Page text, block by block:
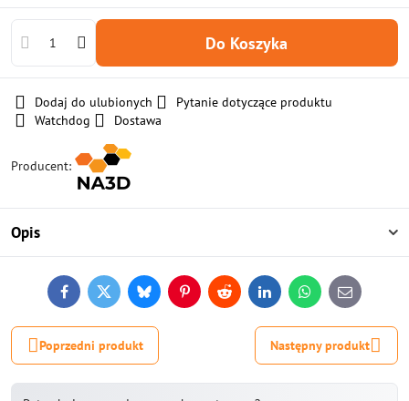
Do Koszyka
Dodaj do ulubionych
Pytanie dotyczące produktu
Watchdog
Dostawa
Producent:
Opis
FacebookTwitterBlueskyPinterestReddit LinkedInWhatsApp
E-
mail
Poprzedni produkt Następny produkt